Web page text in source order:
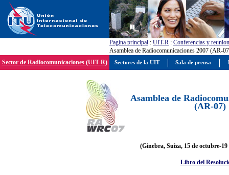
Pagína principal : UIT-R : Conferencias y
Asamblea de Radiocomunicaciones 2007 (AR-
Sector de Radiocomunicaciones (UIT-R)
Asamblea de
(AR-07)
(Ginebra, Suiza, 15 de octubre-19
Libro del
Sectores de la UIT Sala de prensa